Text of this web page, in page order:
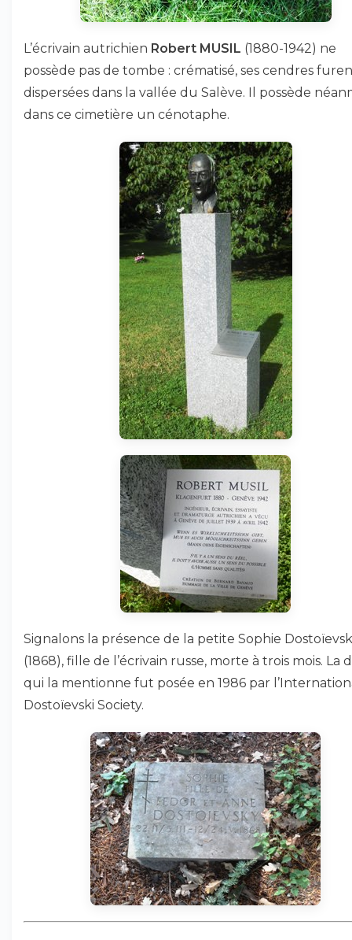
L’écrivain autrichien Robert MUSIL (1880-1942) ne
possède pas de tombe : crématisé, ses cendres
dispersées dans la vallée du Salève. Il possède
dans ce cimetière un cénotaphe.
Signalons la présence de la petite Sophie
(1868), fille de l’écrivain russe, morte à trois mois. La
qui la mentionne fut posée en 1986 par
Dostoïevski Society.